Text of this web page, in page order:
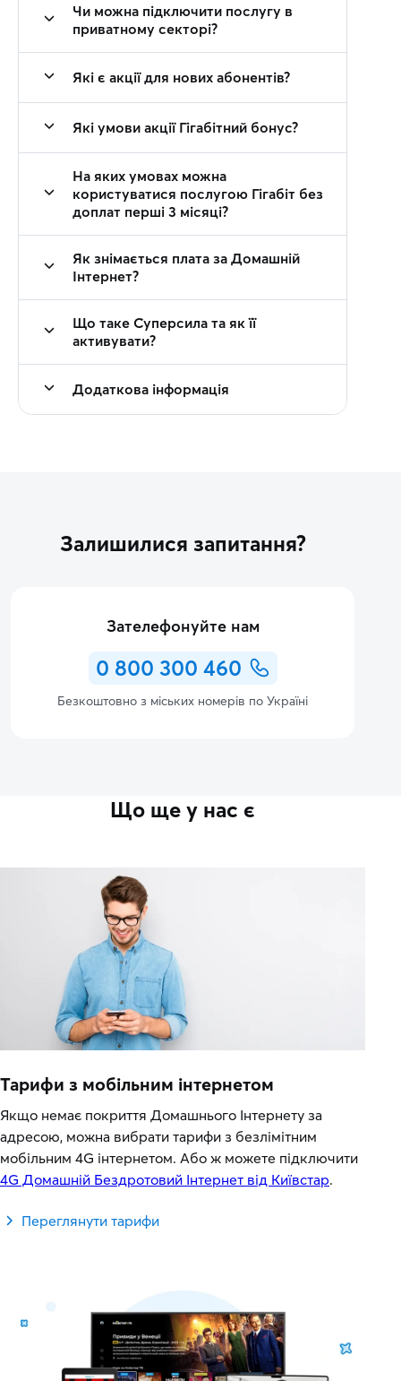
Чи можна підключити послугу в
приватному секторі?
Які є акції для нових абонентів?
Які умови акції Гігабітний бонус?
На яких умовах можна
користуватися послугою Гігабіт без
доплат перші 3 місяці?
Як знімається плата за Домашній
Інтернет?
Що таке Суперсила та як її
активувати?
Додаткова інформація
Залишилися запитання?
Зателефонуйте нам
0 800 300 460
Безкоштовно з міських номерів по Україні
Що ще у нас є
Тарифи з мобільним інтернетом
Якщо немає покриття Домашнього Інтернету за
адресою, можна вибрати тарифи з безлімітним
мобільним 4G інтернетом. Або ж можете підключити
4G Домашній Бездротовий Інтернет від Київстар.
Переглянути тарифи